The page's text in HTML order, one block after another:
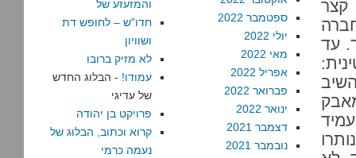
קצר
עד
ספטמבר 2022
יולי 2022
מאי 2022
אפריל 2022
פברואר 2022
ינואר 2022
דצמבר 2021
נובמבר 2021
והמזעזע של
חדו"ש – לחופש דת
ושוויון
לא מזיק ברובו
עמודו! - הבלוג החדש
של עדיגי
פרויקט בן יהודה
קרוא וכתוב, הבלוג של
נעמה כרמי